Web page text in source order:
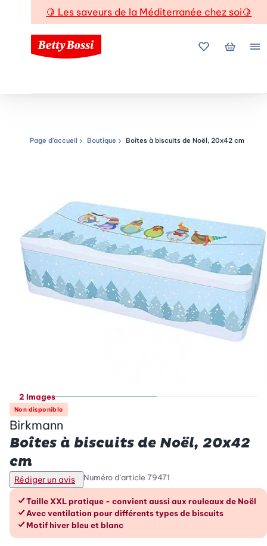
🍋 Les saveurs de la Méditerranée chez soi🍋
Mes favoris
Mon
Chemin de navigation
Page d’accueil Boutique Boîtes à biscuits de Noël, 20x42 cm
2 Images
Non disponible
Birkmann
Boîtes à biscuits de Noël, 20x42
cm
Rédiger un avis Numéro d’article 79471
Les avantages en un coup d’œil
Taille XXL pratique - convient aussi aux rouleaux de Noël
Avec ventilation pour différents types de biscuits
Motif hiver bleu et blanc